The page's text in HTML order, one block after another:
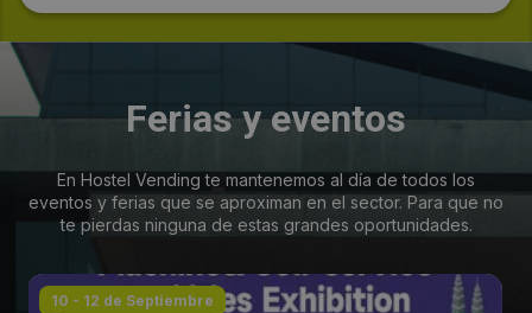
Ferias y eventos
En Hostel Vending te mantenemos al día de todos los
eventos y ferias que se aproximan en el sector. Para que no
te pierdas ninguna de estas grandes oportunidades.
10 - 12 de Septiembre